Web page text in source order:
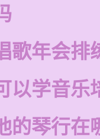
歌年会排
以学音乐
的琴行在